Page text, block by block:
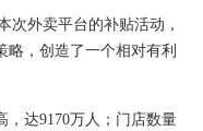
次外卖平台的补贴活动，
，创造了一个相对有利
，达9170万人；门店数量